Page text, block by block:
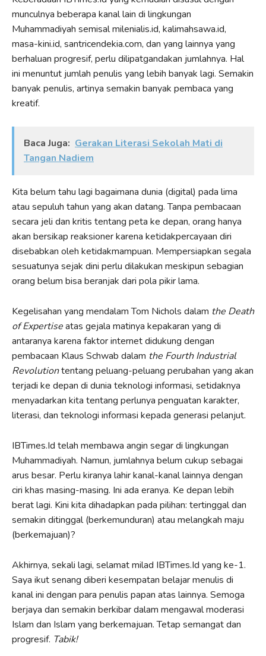
munculnya beberapa kanal lain di lingkungan
Muhammadiyah semisal milenialis.id, kalimahsawa.id,
masa-kini.id, santricendekia.com, dan yang lainnya yang
berhaluan progresif, perlu dilipatgandakan jumlahnya. Hal
ini menuntut jumlah penulis yang lebih banyak lagi. Semakin
banyak penulis, artinya semakin banyak pembaca yang
kreatif.
Baca Juga: Gerakan Literasi Sekolah Mati di
Tangan Nadiem
Kita belum tahu lagi bagaimana dunia (digital) pada lima
atau sepuluh tahun yang akan datang. Tanpa pembacaan
secara jeli dan kritis tentang peta ke depan, orang hanya
akan bersikap reaksioner karena ketidakpercayaan diri
disebabkan oleh ketidakmampuan. Mempersiapkan segala
sesuatunya sejak dini perlu dilakukan meskipun sebagian
orang belum bisa beranjak dari pola pikir lama.
Kegelisahan yang mendalam Tom Nichols dalam the Death
of Expertiseatas gejala matinya kepakaran yang di
antaranya karena faktor internet didukung dengan
pembacaan Klaus Schwab dalam the Fourth Industrial
Revolutiontentang peluang-peluang perubahan yang akan
terjadi ke depan di dunia teknologi informasi, setidaknya
menyadarkan kita tentang perlunya penguatan karakter,
literasi, dan teknologi informasi kepada generasi pelanjut.
IBTimes.Id telah membawa angin segar di lingkungan
Muhammadiyah. Namun, jumlahnya belum cukup sebagai
arus besar. Perlu kiranya lahir kanal-kanal lainnya dengan
ciri khas masing-masing. Ini ada eranya. Ke depan lebih
berat lagi. Kini kita dihadapkan pada pilihan: tertinggal dan
semakin ditinggal (berkemunduran) atau melangkah maju
(berkemajuan)?
Akhirnya, sekali lagi, selamat milad IBTimes.Id yang ke-1.
Saya ikut senang diberi kesempatan belajar menulis di
kanal ini dengan para penulis papan atas lainnya. Semoga
berjaya dan semakin berkibar dalam mengawal moderasi
Islam dan Islam yang berkemajuan. Tetap semangat dan
progresif. Tabik!